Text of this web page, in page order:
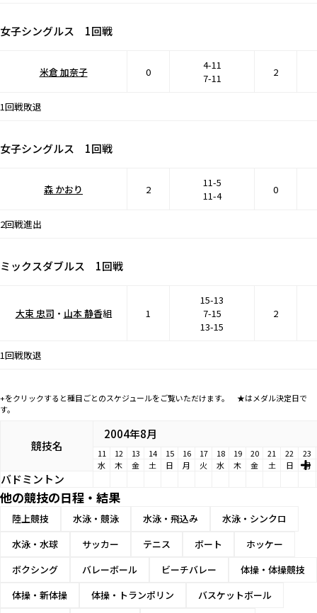
女子シングルス 1回戦
米倉 加奈子 0
4-11
7-11
2
1回戦敗退
女子シングルス 1回戦
森 かおり 2
11-5
11-4
0
2回戦進出
ミックスダブルス 1回戦
大束 忠司 ・ 山本 静香組 1
15-13
7-15
13-15
2
1回戦敗退
+をクリックすると種目ごとのスケジュールをご覧いただけます。 ★はメダル決定日で
す。
競技名
2004年8月
11 12 13 14 15 16 17 18 19 20 21 22
23
水
木 金 土 日 月 火 水 木 金 土 日 月
バドミントン
他の競技の日程・結果
陸上競技 水泳・競泳 水泳・飛込み
水泳・シンクロ
水泳・水球
サッカー テニス ボート
ホッケー
ボクシング
バレーボール ビーチバレー
体操・体操競技
体操・新体操
体操・トランポリン
バスケットボール